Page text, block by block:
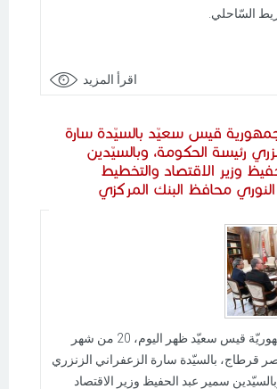
السّاحلي.
اقرأ المزيد
قيس سعيّد بالسيّدة سارة
رئيسة الحكومة، وبالسيّدين
وزير الاقتصاد والتخطيط
محافظ البنك المركزي
اجتمع رئيس الجمهوريّة قيس سعيّد ظهر اليوم، 20 من شهر
قرطاج، بالسيّدة سارة الزعفراني الزنزري
سمير عبد الحفيظ وزير الاقتصاد